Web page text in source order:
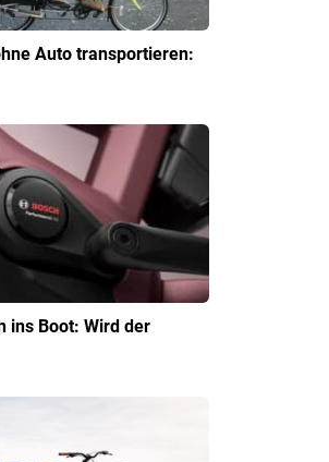
Auto transportieren:
ins Boot: Wird der